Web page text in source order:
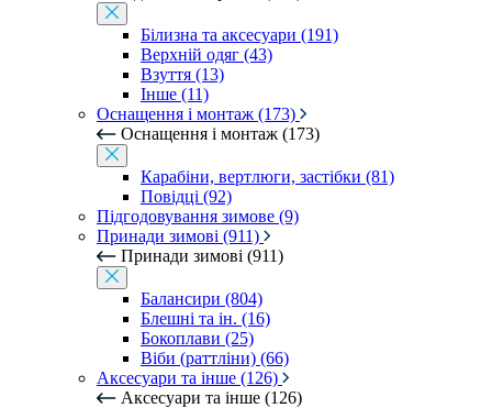
Білизна та аксесуари (191)
Верхній одяг (43)
Взуття (13)
Інше (11)
Оснащення і монтаж (173)
Оснащення і монтаж (173)
Карабіни, вертлюги, застібки (81)
Повідці (92)
Підгодовування зимове (9)
Принади зимові (911)
Принади зимові (911)
Балансири (804)
Блешні та ін. (16)
Бокоплави (25)
Віби (раттліни) (66)
Аксесуари та інше (126)
Аксесуари та інше (126)